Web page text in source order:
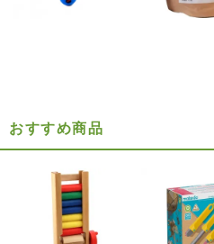
おすすめ商品